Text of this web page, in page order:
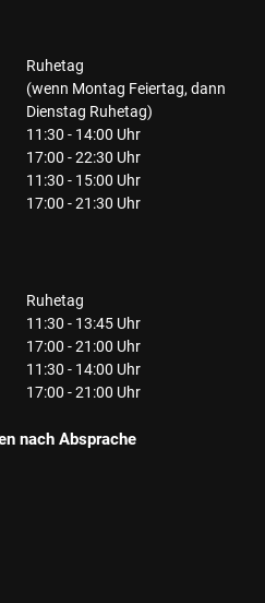
Ruhetag
(wenn Montag Feiertag, dann
Dienstag Ruhetag)
11:30 - 14:00 Uhr
17:00 - 22:30 Uhr
11:30 - 15:00 Uhr
17:00 - 21:30 Uhr
Ruhetag
11:30 - 13:45 Uhr
17:00 - 21:00 Uhr
11:30 - 14:00 Uhr
17:00 - 21:00 Uhr
nach Absprache